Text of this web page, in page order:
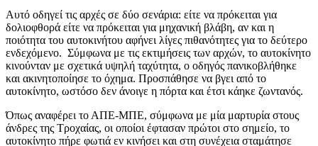
Αυτό οδηγεί τις αρχές σε δύο σενάρια: είτε να πρόκειται για
δολιοφθορά είτε να πρόκειται για μηχανική βλάβη, αν και η
ποιότητα του αυτοκινήτου αφήνει λίγες πιθανότητες για το δεύτερο
ενδεχόμενο. Σύμφωνα με τις εκτιμήσεις των αρχών, το αυτοκίνητο
κινούνταν με σχετικά υψηλή ταχύτητα, ο οδηγός πανικοβλήθηκε
και ακινητοποίησε το όχημα. Προσπάθησε να βγει από το
αυτοκίνητο, ωστόσο δεν άνοιγε η πόρτα και έτσι κάηκε ζωντανός.
Όπως αναφέρει το ΑΠΕ-ΜΠΕ, σύμφωνα με μία μαρτυρία στους
άνδρες της Τροχαίας, οι οποίοι έφτασαν πρώτοι στο σημείο, το
αυτοκίνητο πήρε φωτιά εν κινήσει και στη συνέχεια σταμάτησε